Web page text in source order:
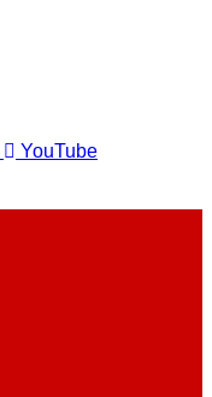
YouTube